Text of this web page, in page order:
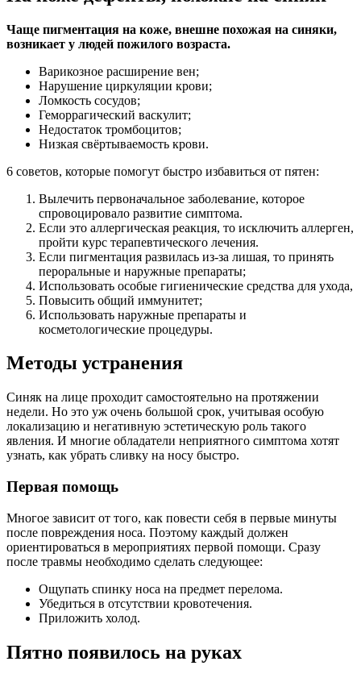
Чаще пигментация на коже, внешне похожая на синяки,
возникает у людей пожилого возраста.
Варикозное расширение вен;
Нарушение циркуляции крови;
Ломкость сосудов;
Геморрагический васкулит;
Недостаток тромбоцитов;
Низкая свёртываемость крови.
6 советов, которые помогут быстро избавиться от пятен:
Вылечить первоначальное заболевание, которое
спровоцировало развитие симптома.
Если это аллергическая реакция, то исключить аллерген,
пройти курс терапевтического лечения.
Если пигментация развилась из-за лишая, то принять
пероральные и наружные препараты;
Использовать особые гигиенические средства для ухода,
Повысить общий иммунитет;
Использовать наружные препараты и
косметологические процедуры.
Методы устранения
Синяк на лице проходит самостоятельно на протяжении
недели. Но это уж очень большой срок, учитывая особую
локализацию и негативную эстетическую роль такого
явления. И многие обладатели неприятного симптома хотят
узнать, как убрать сливку на носу быстро.
Первая помощь
Многое зависит от того, как повести себя в первые минуты
после повреждения носа. Поэтому каждый должен
ориентироваться в мероприятиях первой помощи. Сразу
после травмы необходимо сделать следующее:
Ощупать спинку носа на предмет перелома.
Убедиться в отсутствии кровотечения.
Приложить холод.
Пятно появилось на руках